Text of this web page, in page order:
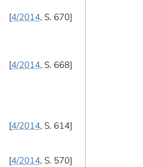
4/2014, S. 670
4/2014, S. 668
4/2014, S. 614
4/2014, S. 570